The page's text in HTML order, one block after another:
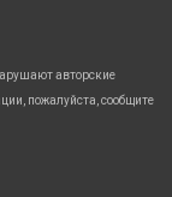
авторские
пожалуйста, сообщите